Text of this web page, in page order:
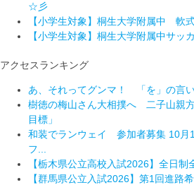
☆彡
【小学生対象】桐生大学附属中 軟
【小学生対象】桐生大学附属中サッ
アクセスランキング
あ、それってグンマ！ 「を」の言
樹徳の梅山さん大相撲へ 二子山親
目標」
和装でランウェイ 参加者募集 10月
フ...
【栃木県公立高校入試2026】全日制
【群馬県公立入試2026】第1回進路